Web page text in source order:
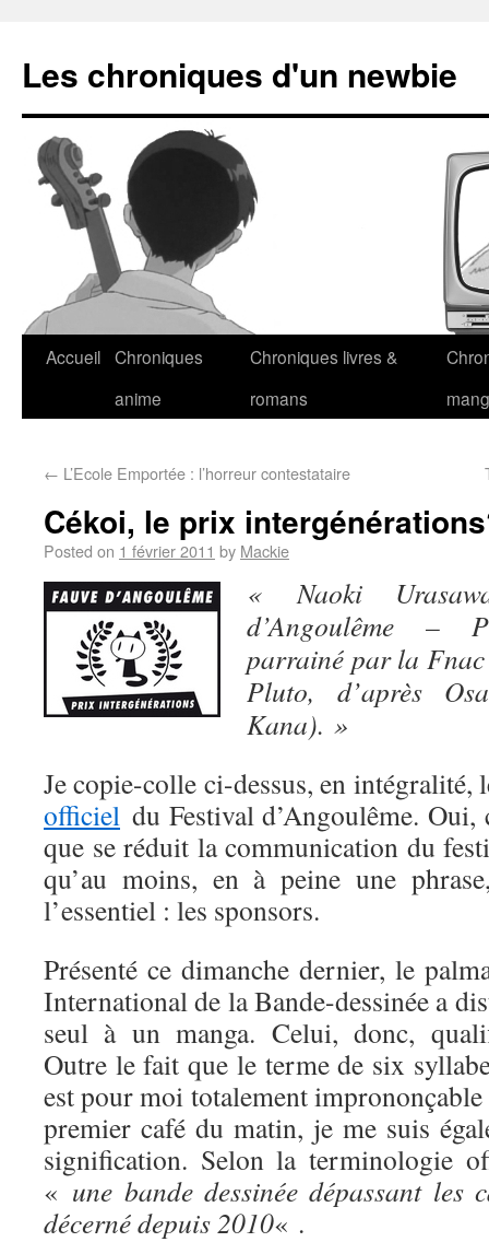
Les chroniques d'un newbie
Accueil Chroniques
anime
Chroniques livres &
romans
← L’Ecole Emportée : l’horreur contestataire
Cékoi, le prix
Posted on 1 février 2011 by Mackie
« Naoki
d’Angoulême –
parrainé par la Fnac
Pluto, d’après
Kana). »
Je copie-colle ci-dessus, en
officiel du Festival d’Angoulême. Oui,
que se réduit la communication du
qu’au moins, en à peine une
l’essentiel : les sponsors.
Présenté ce dimanche dernier, le
International de la Bande-dessinée a
seul à un manga. Celui, donc,
Outre le fait que le terme de six
est pour moi totalement imprononçable
premier café du matin, je me suis
signification. Selon la terminologie
« une bande dessinée dépassant les
décerné depuis 2010« .